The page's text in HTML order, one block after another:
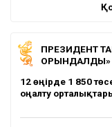
ПРЕЗИДЕНТ
ОРЫНДАЛДЫ»
12 өңірде 1 850
оңалту